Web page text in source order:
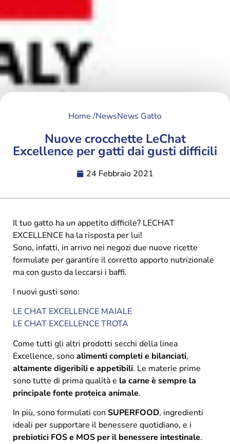
Home /NewsNews Gatto
Nuove crocchette LeChat
Excellence per gatti dai gusti difficili
24 Febbraio 2021
Il tuo gatto ha un appetito difficile? LECHAT
EXCELLENCE ha la risposta per lui!
Sono, infatti, in arrivo nei negozi due nuove ricette
formulate per garantire il corretto apporto nutrizionale
ma con gusto da leccarsi i baffi.
I nuovi gusti sono:
LE CHAT EXCELLENCE MAIALE
LE CHAT EXCELLENCE TROTA
Come tutti gli altri prodotti secchi della linea
Excellence, sonoalimenti completi e bilanciati,
altamente digeribili e appetibili. Le materie prime
sono tutte di prima qualità e la carne è sempre la
principale fonte proteica animale.
In più, sono formulati con SUPERFOOD, ingredienti
ideali per supportare il benessere quotidiano, e i
prebiotici FOS e MOS per il benessere intestinale.